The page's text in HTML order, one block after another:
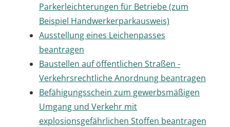
Parkerleichterungen für Betriebe (zum
Beispiel Handwerkerparkausweis)
Ausstellung eines Leichenpasses
beantragen
Baustellen auf öffentlichen Straßen -
Verkehrsrechtliche Anordnung beantragen
Befähigungsschein zum gewerbsmäßigen
Umgang und Verkehr mit
explosionsgefährlichen Stoffen beantragen